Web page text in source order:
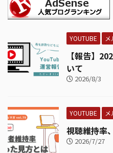
YOUTUBE
【報告】
いて
2026/8/3
YOUTUBE
視聴維持率
2026/7/27